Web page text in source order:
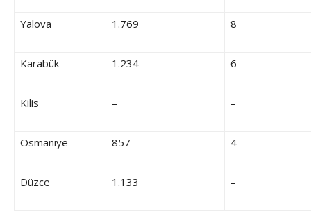
Yalova 1.769 8
Karabük 1.234 6
Kilis – –
Osmaniye 857 4
Düzce 1.133 –